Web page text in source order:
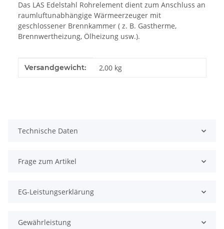
Das LAS Edelstahl Rohrelement dient zum Anschluss an
raumluftunabhängige Wärmeerzeuger mit
geschlossener Brennkammer ( z. B. Gastherme,
Brennwertheizung, Ölheizung usw.).
Produkteigenschaft
Wert
Versandgewicht: 2,00 kg
Technische Daten
Frage zum Artikel
EG-Leistungserklärung
Gewährleistung